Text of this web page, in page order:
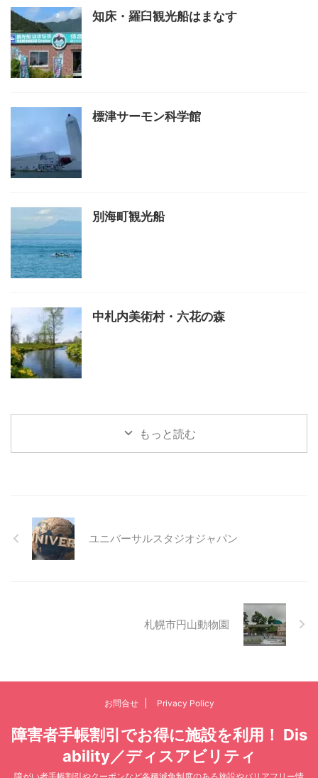
知床・羅臼観光船はまなす
標津サーモン科学館
別海町観光船
中札内美術村・六花の森
もっと読む
ユニバーサルスタジオジャパン
札幌市円山動物園
お問合せ Privacy Policy
障害者手帳割引でお得に施設を利用！ Dis
ability／ディスアビリティ